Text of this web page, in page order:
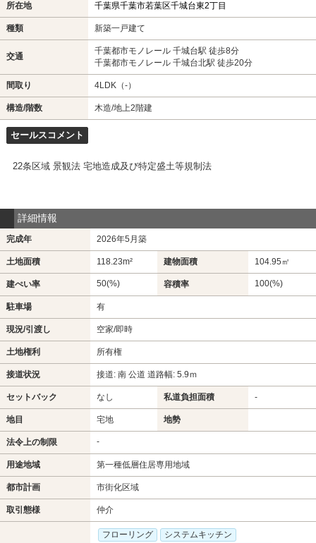
所在地 千葉県千葉市若葉区千城台東2丁目
種類 新築一戸建て
交通
千葉都市モノレール 千城台駅 徒歩8分
千葉都市モノレール 千城台北駅 徒歩20分
間取り 4LDK（-）
構造/階数 木造/地上2階建
セールスコメント
22条区域 景観法 宅地造成及び特定盛土等規制法
詳細情報
完成年 2026年5月築
土地面積 118.23m² 建物面積 104.95㎡
建ぺい率 50(%) 容積率 100(%)
駐車場 有
現況/引渡し 空家/即時
土地権利 所有権
接道状況 接道: 南 公道 道路幅: 5.9ｍ
セットバック なし 私道負担面積 -
地目 宅地 地勢
法令上の制限 -
用途地域 第一種低層住居専用地域
都市計画 市街化区域
取引態様 仲介
フローリング
システムキッチン